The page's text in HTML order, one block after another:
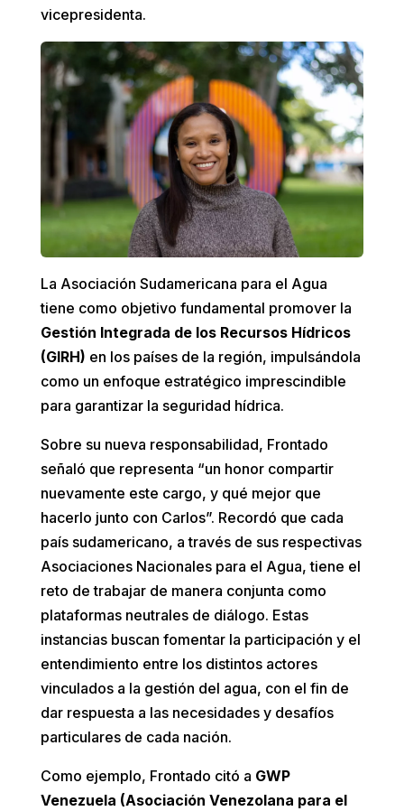
vicepresidenta.
La Asociación Sudamericana para el Agua
tiene como objetivo fundamental promover la
Gestión Integrada de los Recursos Hídricos
(GIRH) en los países de la región, impulsándola
como un enfoque estratégico imprescindible
para garantizar la seguridad hídrica.
Sobre su nueva responsabilidad, Frontado
señaló que representa “un honor compartir
nuevamente este cargo, y qué mejor que
hacerlo junto con Carlos”. Recordó que cada
país sudamericano, a través de sus respectivas
Asociaciones Nacionales para el Agua, tiene el
reto de trabajar de manera conjunta como
plataformas neutrales de diálogo. Estas
instancias buscan fomentar la participación y el
entendimiento entre los distintos actores
vinculados a la gestión del agua, con el fin de
dar respuesta a las necesidades y desafíos
particulares de cada nación.
Como ejemplo, Frontado citó a GWP
Venezuela (Asociación Venezolana para el